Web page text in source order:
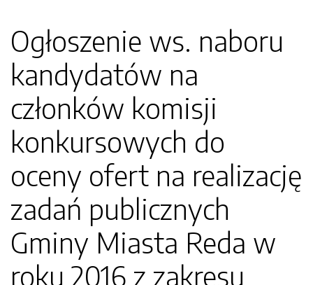
Ogłoszenie ws. naboru
kandydatów na
członków komisji
konkursowych do
oceny ofert na realizację
zadań publicznych
Gminy Miasta Reda w
roku 2016 z zakresu